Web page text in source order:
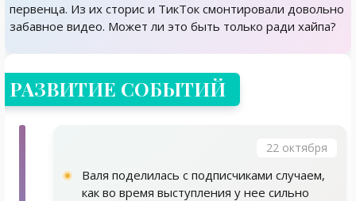
первенца. Из их сторис и ТикТок смонтировали довольно
забавное видео. Может ли это быть только ради хайпа?
РАЗВИТИЕ СОБЫТИЙ
22 октября
Валя поделилась с подписчиками случаем,
как во время выступления у нее сильно